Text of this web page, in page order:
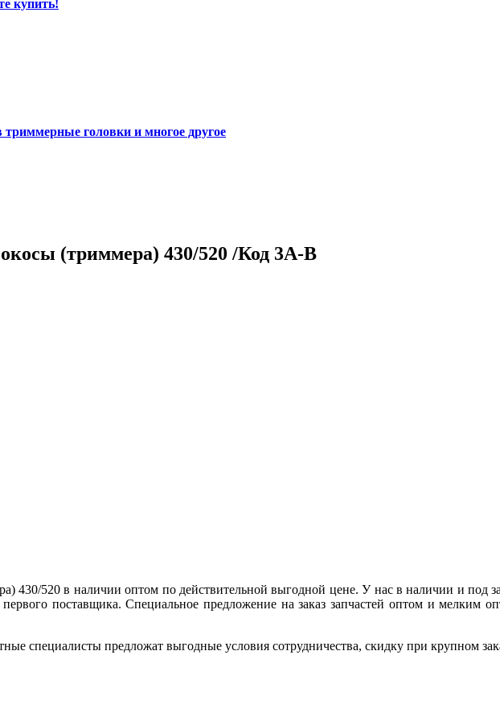
купить!
головки и многое другое
(триммера) 430/520 /Код 3A-B
430/520 в наличии оптом по действительной выгодной цене. У нас в наличии и под
первого поставщика. Специальное предложение на заказ запчастей оптом и мелким
специалисты предложат выгодные условия сотрудничества, скидку при крупном